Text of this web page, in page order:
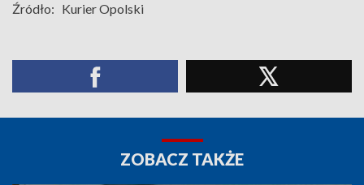
Źródło: Kurier Opolski
ZOBACZ TAKŻE